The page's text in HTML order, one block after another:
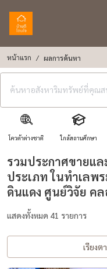
หน้าแรก ผลการค้นหา
โควต้าต่างชาติ ใกล้สถานศึกษา
รวมประกาศขายแ
ประเภท ในทำเลพ
ดินแดง ศูนย์วิจัย ค
แสดงทั้งหมด 41 รายการ